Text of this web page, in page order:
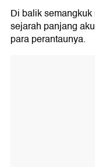
Di balik
sejarah panjang
para perantaunya.